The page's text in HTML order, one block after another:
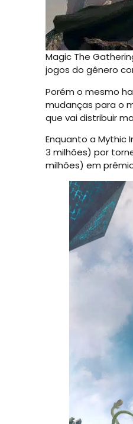
Magic The
jogos do gênero
Porém o mesmo
mudanças para o
que vai distribuir
Enquanto a Mythic
3 milhões) por
milhões) em